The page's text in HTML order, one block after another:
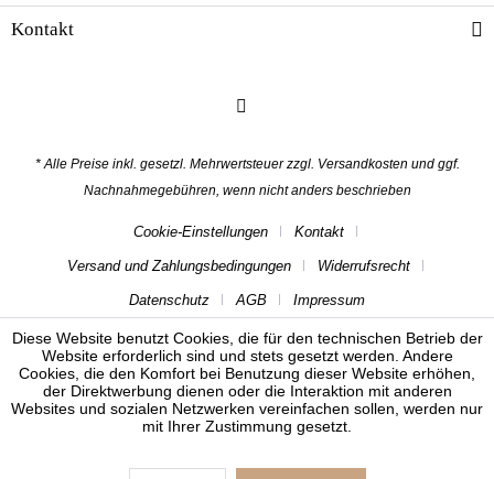
Kontakt
* Alle Preise inkl. gesetzl. Mehrwertsteuer zzgl. Versandkosten und ggf.
Nachnahmegebühren, wenn nicht anders beschrieben
Cookie-Einstellungen Kontakt
Versand und Zahlungsbedingungen Widerrufsrecht
Datenschutz AGB Impressum
Diese Website benutzt Cookies, die für den technischen Betrieb der
Website erforderlich sind und stets gesetzt werden. Andere
Cookies, die den Komfort bei Benutzung dieser Website erhöhen,
der Direktwerbung dienen oder die Interaktion mit anderen
Websites und sozialen Netzwerken vereinfachen sollen, werden nur
mit Ihrer Zustimmung gesetzt.